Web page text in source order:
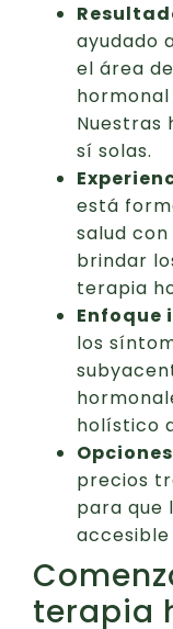
ayudado
el área
Nuestras
sí solas.
está
salud
brindar
terapia
Enfoque
los
holístico
precios
para que
terapia